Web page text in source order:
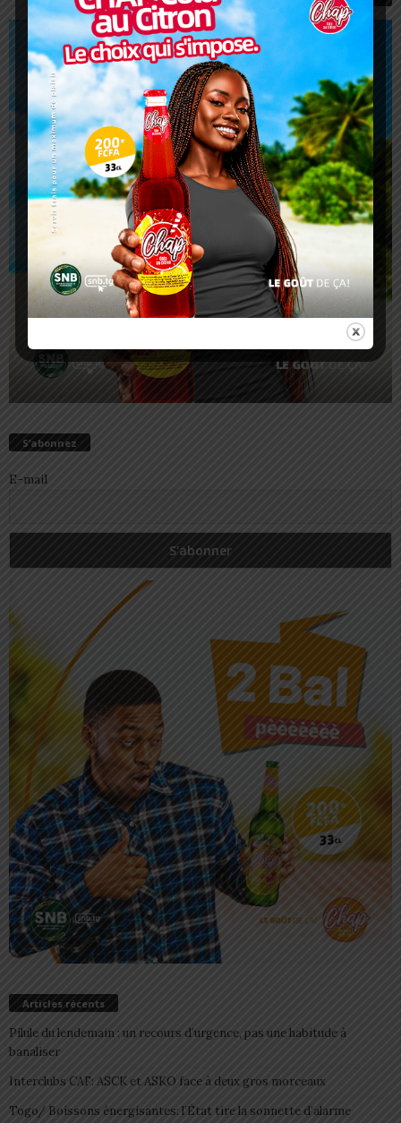
S’abonnez
E-mail
Articles récents
Pilule du lendemain : un recours d’urgence, pas une habitude à
banaliser
Interclubs CAF: ASCK et ASKO face à deux gros morceaux
Togo/ Boissons énergisantes: l’État tire la sonnette d’alarme